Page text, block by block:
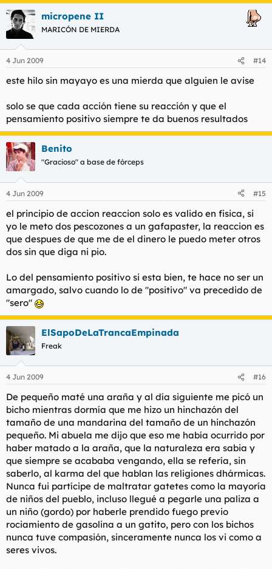
#
¿Quienes sufren de raquitismo?
consecuencia del materialismo en vidas anteriores.
#
¿Quienes son abortados antes de nacer?Las madres que
abortan, los padres que pagan para matar a sus hijos con la
muerte cruel del aborto y los médicos que lo practican, morirán
al nacer abortados, tantas veces como lo hayan realizado, más
Los médicos estudian para salvar vidas y no para quitárselas a
niños inocentes Para información detallada a cerca del aborto,
visita Nuestra sección El Aborto.
micropene II
MARICÓN DE MIERDA
4 Jun 2009 #14
este hilo sin mayayo es una mierda que alguien le avise
solo se que cada acción tiene su reacción y que el
pensamiento positivo siempre te da buenos resultados
Benito
"Gracioso" a base de fórceps
4 Jun 2009 #15
el principio de accion reaccion solo es valido en fisica, si
yo le meto dos pescozones a un gafapaster, la reaccion es
que despues de que me de el dinero le puedo meter otros
dos sin que diga ni pio.
Lo del pensamiento positivo si esta bien, te hace no ser un
amargado, salvo cuando lo de "positivo" va precedido de
"sero"
ElSapoDeLaTrancaEmpinada
Freak
4 Jun 2009 #16
De pequeño maté una araña y al día siguiente me picó un
bicho mientras dormía que me hizo un hinchazón del
tamaño de una mandarina del tamaño de un hinchazón
pequeño. Mi abuela me dijo que eso me había ocurrido por
haber matado a la araña, que la naturaleza era sabia y
que siempre se acababa vengando, ella se refería, sin
saberlo, al karma del que hablan las religiones dhármicas.
Nunca fui partícipe de maltratar gatetes como la mayoría
de niños del pueblo, incluso llegué a pegarle una paliza a
un niño (gordo) por haberle prendido fuego previo
rociamiento de gasolina a un gatito, pero con los bichos
nunca tuve compasión, sinceramente nunca los vi como a
seres vivos.